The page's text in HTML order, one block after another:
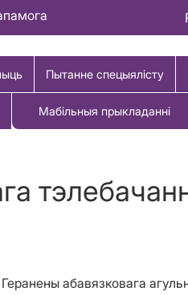
Пытанне спецыялісту
Мабільныя прыкладанні
абавязковага